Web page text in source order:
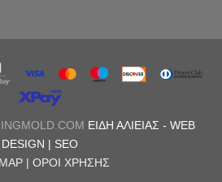
ΕΙΔΗ ΑΛΙΕΙΑΣ - WEB
DESIGN | SEO
| ΟΡΟΙ ΧΡΗΣΗΣ